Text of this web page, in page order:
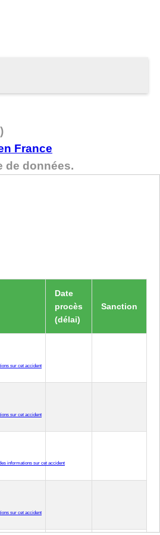
de données.
Date
procès
(délai)
Sanction